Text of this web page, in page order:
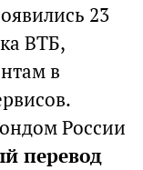
23
ВТБ,
в
России
перевод